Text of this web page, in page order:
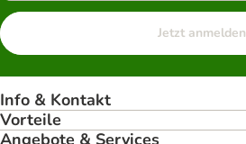
Jetzt anmelden
Info & Kontakt
Vorteile
Angebote & Services